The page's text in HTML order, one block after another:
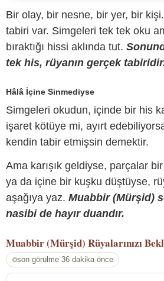
Bir olay, bir nesne, bir yer, bir
tabiri var. Simgeleri tek tek oku
bıraktığı hissi aklında tut.
tek his, rüyanın gerçek
Hâlâ İçine Sinmediyse
Simgeleri okudun, içinde bir his
işaret kötüye mi, ayırt
kendin tabir etmişsin demektir.
Ama karışık geldiyse, parçalar
ya da içine bir kuşku düştüyse,
aşağıya yaz. Muabbir (Mürşid)
nasibi de hayır duandır.
Muabbir (Mürşid) Rüyalarınızı
son görülme 36 dakika önce